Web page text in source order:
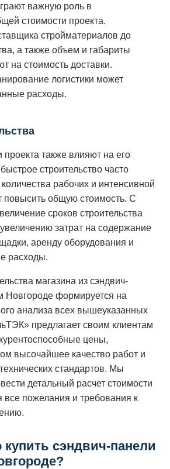
важную роль в
стоимости проекта.
стройматериалов до
а также объем и габариты
на стоимость доставки.
логистики может
расходы.
также влияют на его
строительство часто
рабочих и интенсивной
повысить общую стоимость. С
сроков строительства
затрат на содержание
аренду оборудования и
расходы.
магазина из сэндвич-
Новгороде формируется на
анализа всех вышеуказанных
предлагает своим клиентам
цены,
высочайшее качество работ и
стандартов. Мы
детальный расчет стоимости
все пожелания и требования к
купить сэндвич-панели